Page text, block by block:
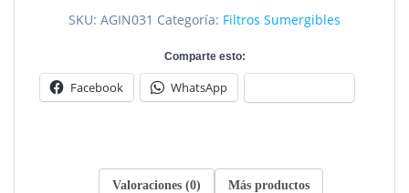
SKU: AGIN031 Categoría: Filtros Sumergibles
Comparte esto:
Facebook WhatsApp
Valoraciones (0) Más productos